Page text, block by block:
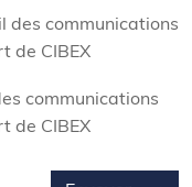
des communications
de CIBEX
communications
de CIBEX